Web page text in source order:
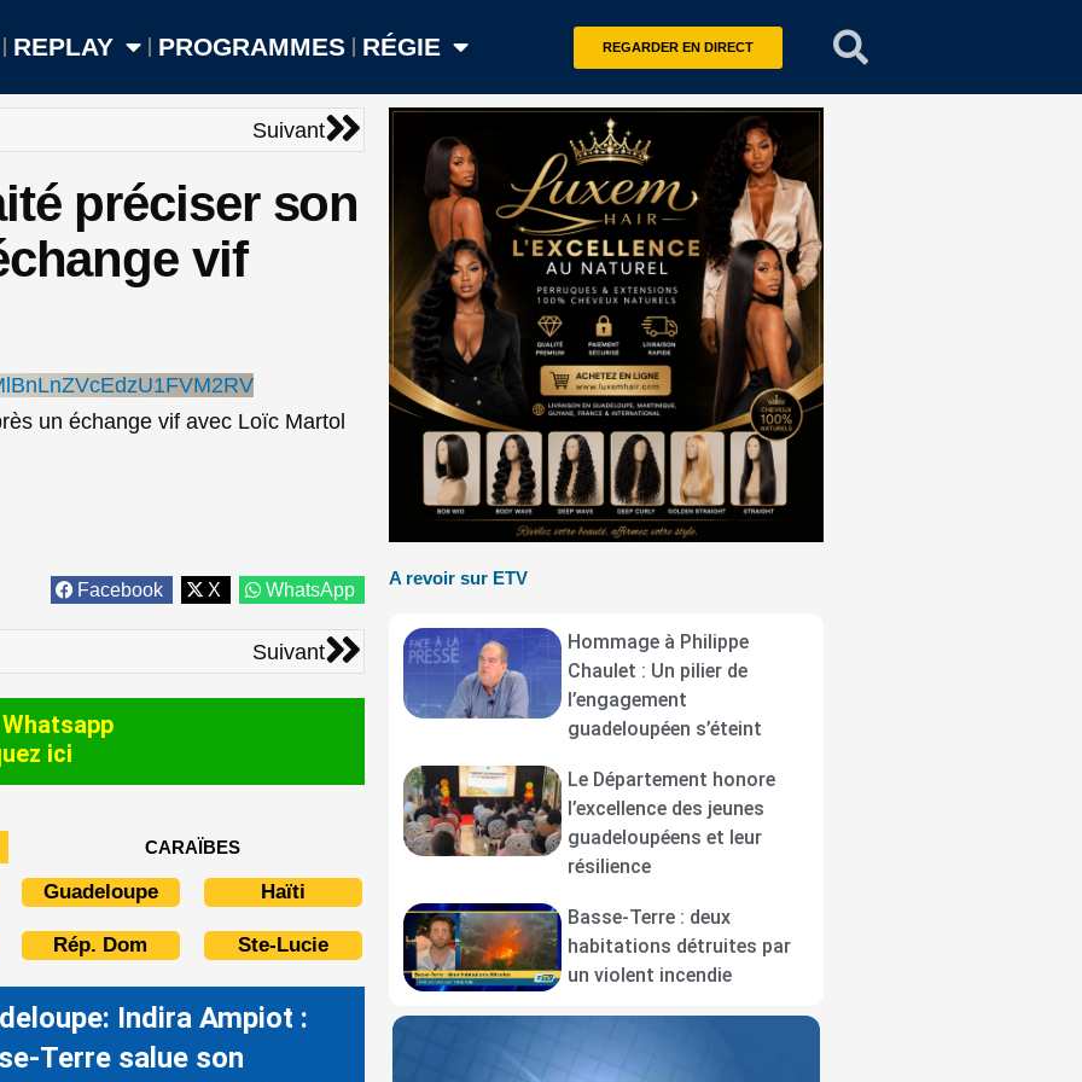
REPLAY PROGRAMMES RÉGIE REGARDER EN DIRECT
SuivantSuivant
préciser son
vif
un échange vif avec Loïc Martol
Facebook X WhatsApp
SuivantSuivant
ici
CARAÏBES
Guadeloupe Haïti
Rép. Dom Ste-Lucie
Indira Ampiot :
Terre salue son
A revoir sur ETV
Hommage à Philippe
Chaulet : Un pilier de
l’engagement
guadeloupéen s’éteint
Le Département honore
l’excellence des jeunes
guadeloupéens et leur
résilience
Basse-Terre : deux
habitations détruites par
un violent incendie